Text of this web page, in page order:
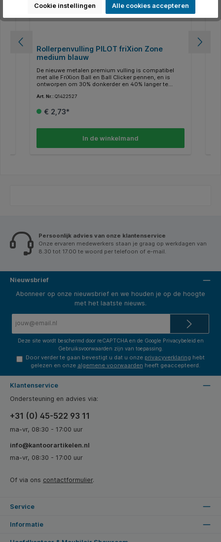
Rollerpenvulling PILOT friXion Zone
medium blauw
De nieuwe metalen premium vulling is compatibel
met alle FriXion Ball en Ball Clicker pennen, en is
ontworpen om 30% donkerder en 40% langer te
0.7mm. * Schrijfkleur blauw..
Art. Nr.: Q1422527
€ 2,73*
In de winkelmand
Persoonlijk advies van onze klantenservice
Onze ervaren medewerkers staan je graag op werkdagen van
8.30 tot 17.00 te woord per telefoon of e-mail.
Nieuwsbrief
Abonneer op onze nieuwsbrief en we houden je op de hoogte
met het laatste nieuws.
Deze site wordt beschermd door reCAPTCHA en de Google Privacybeleid en
Gebruiksvoorwaarden zijn van toepassing.
Door verder te gaan bevestigt u dat u onze privacyverklaring hebt
gelezen en onze algemene voorwaarden heeft geaccepteerd.
Klantenservice
Ondersteuning en advies via:
+31 (0) 45-522 93 11
ma-vr, 08:30 - 17:00 uur
info@kantoorartikelen.nl
ma-vr, 08:30 - 17:00 uur
Of via ons contactformulier.
Service
Informatie
Cookie instellingen Alle cookies accepteren